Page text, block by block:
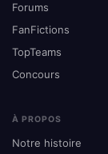
Forums
FanFictions
TopTeams
Concours
À PROPOS
Notre histoire